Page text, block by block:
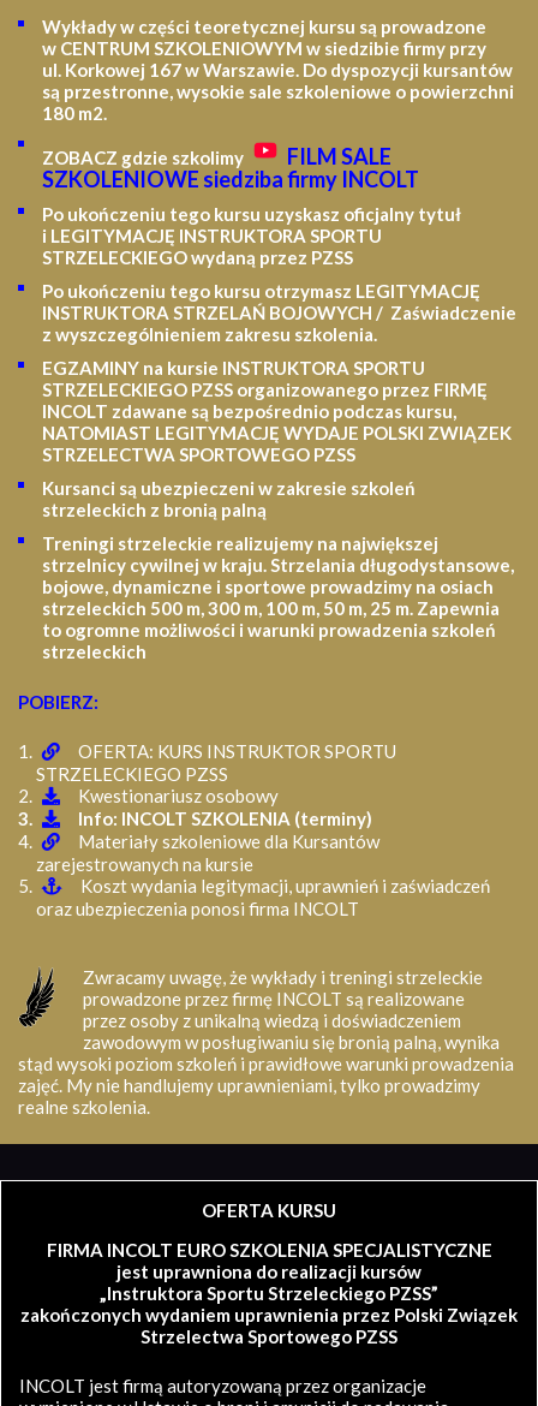
Wykłady w części teoretycznej kursu są prowadzone
w CENTRUM SZKOLENIOWYM w siedzibie firmy przy
ul. Korkowej 167 w Warszawie. Do dyspozycji kursantów
są przestronne, wysokie sale szkoleniowe o powierzchni
180 m2.
ZOBACZ gdzie szkolimy
FILM SALE
SZKOLENIOWE siedziba firmy INCOLT
Po ukończeniu tego kursu uzyskasz oficjalny tytuł
i LEGITYMACJĘ INSTRUKTORA SPORTU
STRZELECKIEGO wydaną przez PZSS
Po ukończeniu tego kursu otrzymasz LEGITYMACJĘ
INSTRUKTORA STRZELAŃ BOJOWYCH / Zaświadczenie
z wyszczególnieniem zakresu szkolenia.
EGZAMINY na kursie INSTRUKTORA SPORTU
STRZELECKIEGO PZSS organizowanego przez FIRMĘ
INCOLT zdawane są bezpośrednio podczas kursu,
NATOMIAST LEGITYMACJĘ WYDAJE POLSKI ZWIĄZEK
STRZELECTWA SPORTOWEGO PZSS
Kursanci są ubezpieczeni w zakresie szkoleń
strzeleckich z bronią palną
Treningi strzeleckie realizujemy na największej
strzelnicy cywilnej w kraju. Strzelania długodystansowe,
bojowe, dynamiczne i sportowe prowadzimy na osiach
strzeleckich 500 m, 300 m, 100 m, 50 m, 25 m. Zapewnia
to ogromne możliwości i warunki prowadzenia szkoleń
strzeleckich
POBIERZ:
OFERTA: KURS INSTRUKTOR SPORTU
STRZELECKIEGO PZSS
Kwestionariusz osobowy
Info: INCOLT SZKOLENIA (terminy)
Materiały szkoleniowe dla Kursantów
zarejestrowanych na kursie
Koszt wydania legitymacji, uprawnień i zaświadczeń
oraz ubezpieczenia ponosi firma INCOLT
Zwracamy uwagę, że wykłady i treningi strzeleckie
prowadzone przez firmę INCOLT są realizowane
przez osoby z unikalną wiedzą i doświadczeniem
zawodowym w posługiwaniu się bronią palną, wynika
stąd wysoki poziom szkoleń i prawidłowe warunki prowadzenia
zajęć. My nie handlujemy uprawnieniami, tylko prowadzimy
realne szkolenia.
OFERTA KURSU
FIRMA INCOLT EURO SZKOLENIA SPECJALISTYCZNE
jest uprawniona do realizacji kursów
„Instruktora Sportu Strzeleckiego PZSS”
zakończonych wydaniem uprawnienia przez Polski Związek
Strzelectwa Sportowego PZSS
INCOLT jest firmą autoryzowaną przez organizacje